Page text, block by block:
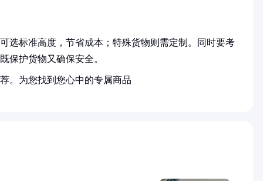
选标准高度，节省成本；特殊货物则需定制。同时要考
保护货物又确保安全。
。为您找到您心中的专属商品